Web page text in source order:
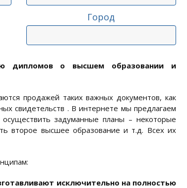
Город
дипломов о высшем образовании и
продажей таких важных документов, как
свидетельств . В интернете мы предлагаем
задуманные планы – некоторые
второе высшее образование и т.д. Всех их
исключительно на полностью